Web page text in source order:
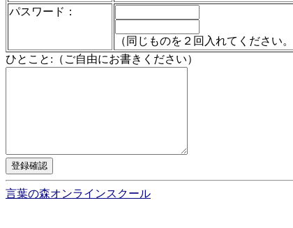
パスワード：
（同じものを２回入れてください。
ひとこと:（ご自由にお書きください）
言葉の森オンラインスクール